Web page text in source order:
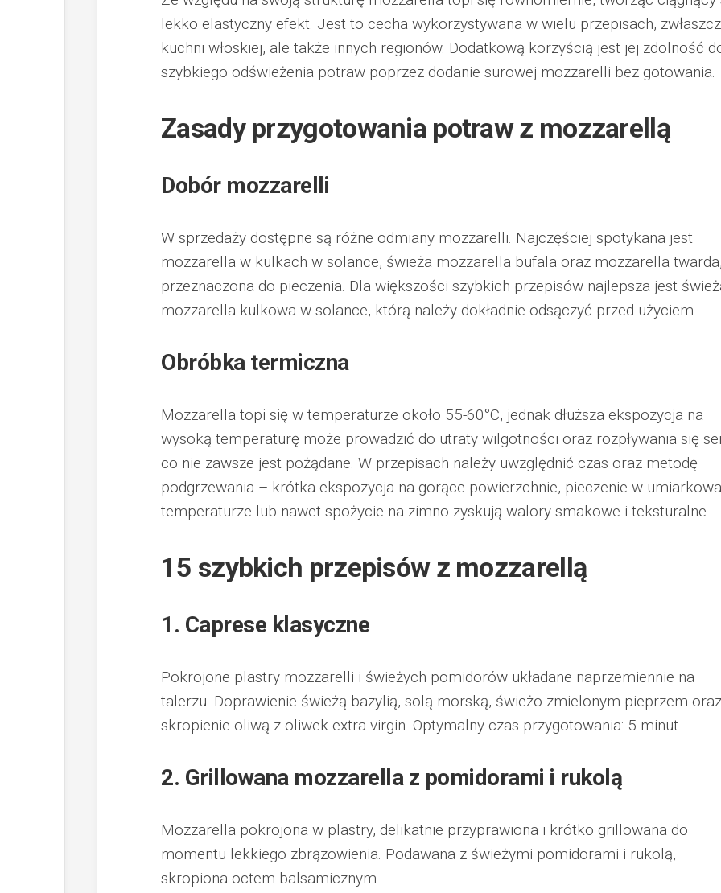
lekko elastyczny efekt. Jest to cecha wykorzystywana w wielu przepisach,
kuchni włoskiej, ale także innych regionów. Dodatkową korzyścią jest jej zdolność
szybkiego odświeżenia potraw poprzez dodanie surowej mozzarelli bez gotowania.
Zasady przygotowania potraw z mozzarellą
Dobór mozzarelli
W sprzedaży dostępne są różne odmiany mozzarelli. Najczęściej spotykana jest
mozzarella w kulkach w solance, świeża mozzarella bufala oraz mozzarella
przeznaczona do pieczenia. Dla większości szybkich przepisów najlepsza jest
mozzarella kulkowa w solance, którą należy dokładnie odsączyć przed użyciem.
Obróbka termiczna
Mozzarella topi się w temperaturze około 55-60°C, jednak dłuższa ekspozycja na
wysoką temperaturę może prowadzić do utraty wilgotności oraz rozpływania się
co nie zawsze jest pożądane. W przepisach należy uwzględnić czas oraz metodę
podgrzewania – krótka ekspozycja na gorące powierzchnie, pieczenie w
temperaturze lub nawet spożycie na zimno zyskują walory smakowe i teksturalne.
15 szybkich przepisów z mozzarellą
1. Caprese klasyczne
Pokrojone plastry mozzarelli i świeżych pomidorów układane naprzemiennie na
talerzu. Doprawienie świeżą bazylią, solą morską, świeżo zmielonym pieprzem oraz
skropienie oliwą z oliwek extra virgin. Optymalny czas przygotowania: 5 minut.
2. Grillowana mozzarella z pomidorami i rukolą
Mozzarella pokrojona w plastry, delikatnie przyprawiona i krótko grillowana do
momentu lekkiego zbrązowienia. Podawana z świeżymi pomidorami i rukolą,
skropiona octem balsamicznym.